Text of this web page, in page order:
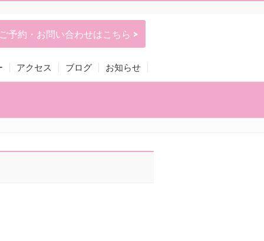
ご予約・お問い合わせはこちら >
アクセス ブログ お知らせ